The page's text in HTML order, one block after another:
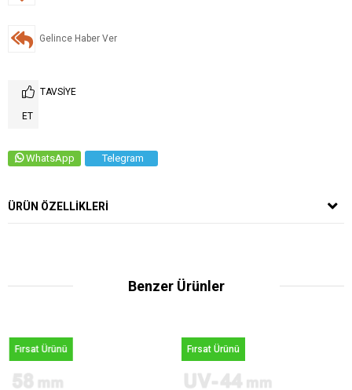
Gelince Haber Ver
TAVSIYE
ET
WhatsApp Telegram
ÜRÜN ÖZELLIKLERI
Benzer Ürünler
Fırsat Ürünü Fırsat Ürünü